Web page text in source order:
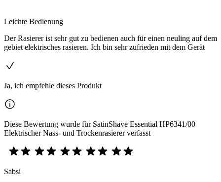
Leichte Bedienung
Der Rasierer ist sehr gut zu bedienen auch für einen neuling auf dem
gebiet elektrisches rasieren. Ich bin sehr zufrieden mit dem Gerät
Ja, ich empfehle dieses Produkt
Diese Bewertung wurde für SatinShave Essential HP6341/00
Elektrischer Nass- und Trockenrasierer verfasst
Sabsi